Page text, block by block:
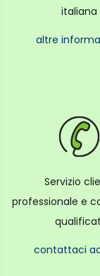
italiana
altre
Servizio
professionale e
contattaci